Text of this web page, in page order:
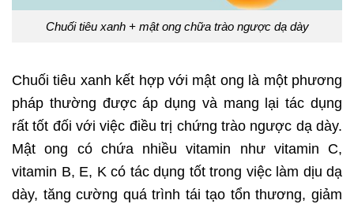
Chuối tiêu xanh + mật ong chữa trào ngược dạ dày
Chuối tiêu xanh kết hợp với mật ong là một phương
pháp thường được áp dụng và mang lại tác dụng
rất tốt đối với việc điều trị chứng trào ngược dạ dày.
Mật ong có chứa nhiều vitamin như vitamin C,
vitamin B, E, K có tác dụng tốt trong việc làm dịu dạ
dày, tăng cường quá trình tái tạo tổn thương, giảm